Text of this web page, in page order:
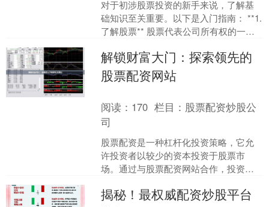
对于初涉股票投资的新手来说，了解基
础知识至关重要。以下是入门指南： **1.
了解股票** 股票代表公司所有权的一部
的股东，有....
解锁财富大门：探索领先的
股票配资网站
阅读： 170 栏目： 股票配资炒股公
司
股票配资是一种杠杆化投资策略，它允
许投资者以较少的资本投资于股票市
场。通过与股票配资网站合作，投资者
投资回报潜力。 领先的股票....
揭秘！最权威配资炒股平台